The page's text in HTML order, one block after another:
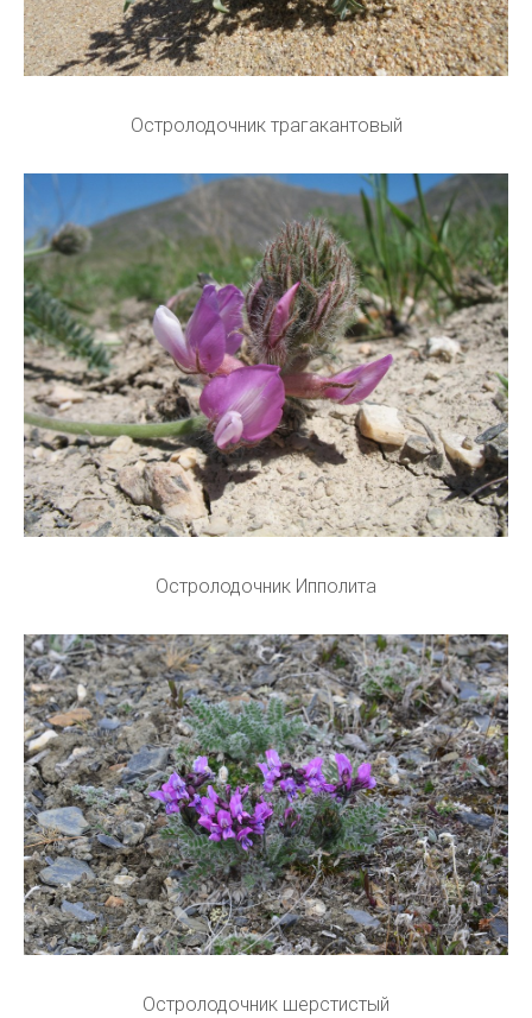
Остролодочник трагакантовый
Остролодочник Ипполита
Остролодочник шерстистый